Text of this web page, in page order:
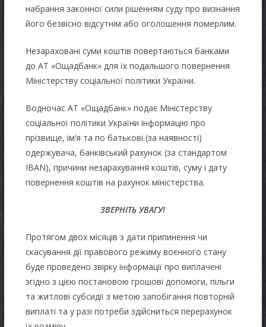
набрання законної сили рішенням суду про визнання
його безвісно відсутнім або оголошення померлим.
Незараховані суми коштів повертаються банками
до АТ «Ощадбанк» для їх подальшого повернення
Міністерству соціальної політики України.
Водночас АТ «Ощадбанк» подає Міністерству
соціальної політики України інформацію про
прізвище, ім’я та по батькові (за наявності)
одержувача, банківський рахунок (за стандартом
IBAN), причини незарахування коштів, суму і дату
повернення коштів на рахунок міністерства.
ЗВЕРНІТЬ УВАГУ!
Протягом двох місяців з дати припинення чи
скасування дії правового режиму воєнного стану
буде проведено звірку інформації про виплачені
згідно з цією постановою грошові допомоги, пільги
та житлові субсидії з метою запобігання повторній
виплаті та у разі потреби здійсниться перерахунок